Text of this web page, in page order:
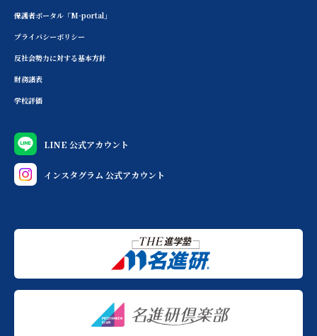
保護者ポータル「M-portal」
プライバシーポリシー
反社会勢力に対する基本方針
財務諸表
学校評価
LINE 公式アカウント
インスタグラム 公式アカウント